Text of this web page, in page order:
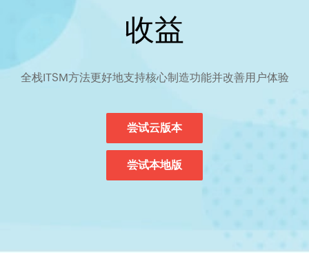
收益
全栈ITSM方法更好地支持核心制造功能并改善用户体验
尝试云版本
尝试本地版